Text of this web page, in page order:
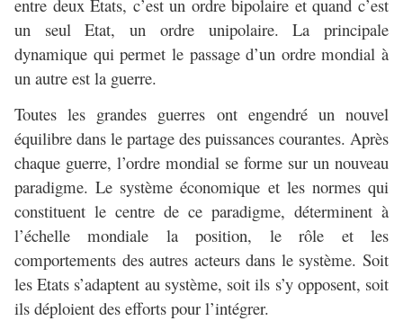
entre deux Etats, c’est un ordre bipolaire et quand c’est
un seul Etat, un ordre unipolaire. La principale
dynamique qui permet le passage d’un ordre mondial à
un autre est la guerre.
Toutes les grandes guerres ont engendré un nouvel
équilibre dans le partage des puissances courantes. Après
chaque guerre, l’ordre mondial se forme sur un nouveau
paradigme. Le système économique et les normes qui
constituent le centre de ce paradigme, déterminent à
l’échelle mondiale la position, le rôle et les
comportements des autres acteurs dans le système. Soit
les Etats s’adaptent au système, soit ils s’y opposent, soit
ils déploient des efforts pour l’intégrer.